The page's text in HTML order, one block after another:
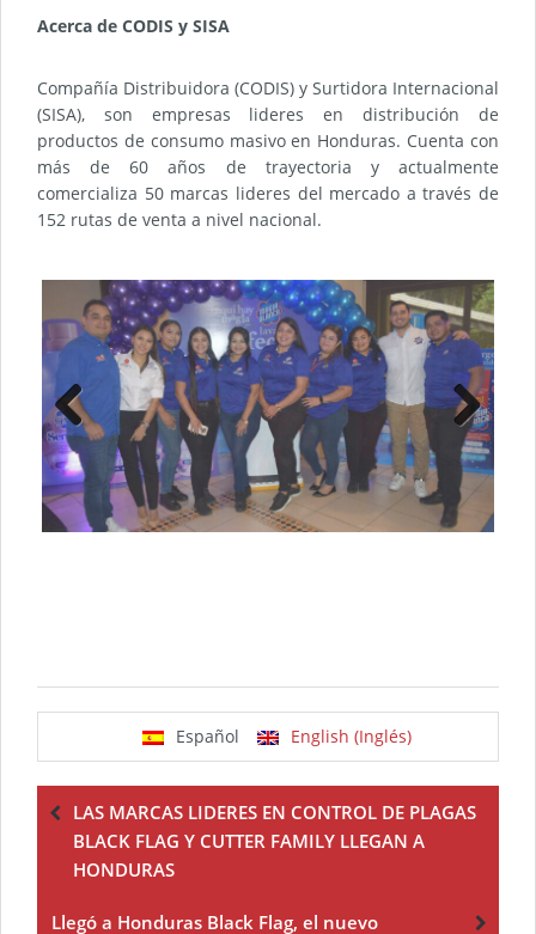
Acerca de CODIS y SISA
Compañía Distribuidora (CODIS) y Surtidora Internacional
(SISA), son empresas lideres en distribución de
productos de consumo masivo en Honduras. Cuenta con
más de 60 años de trayectoria y actualmente
comercializa 50 marcas lideres del mercado a través de
152 rutas de venta a nivel nacional.
Previ
ous
Next
Español English (Inglés)
LAS MARCAS LIDERES EN CONTROL DE PLAGAS
BLACK FLAG Y CUTTER FAMILY LLEGAN A
HONDURAS
Llegó a Honduras Black Flag, el nuevo